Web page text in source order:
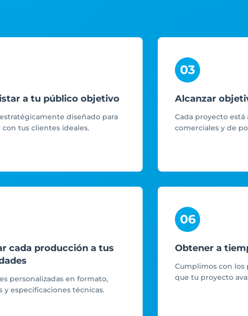
a tu público objetivo
diseñado para
tus clientes ideales.
03
Alcanzar
Cada proyecto
comerciales y de
cada producción a tus
personalizadas en formato,
y especificaciones técnicas.
06
Obtener a
Cumplimos con los
que tu proyecto